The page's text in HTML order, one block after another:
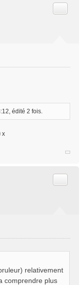
édité 2 fois.
x
relativement
comprendre plus